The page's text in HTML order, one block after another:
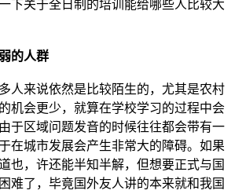
下关于全日制的培训能给哪些人比较大
的人群
人来说依然是比较陌生的，尤其是农村
机会更少，就算在学校学习的过程中会
于区域问题发音的时候往往都会带有一
在城市发展会产生非常大的障碍。如果
也，许还能半知半解，但想要正式与国
难了，毕竟国外友人讲的本来就和我国